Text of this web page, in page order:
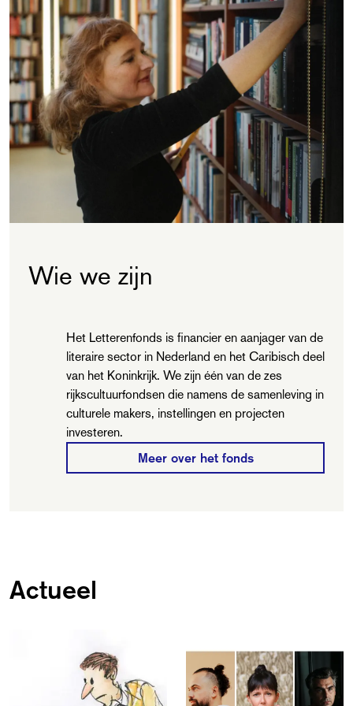
Wie we zijn
Het Letterenfonds is financier en aanjager van de
literaire sector in Nederland en het Caribisch deel
van het Koninkrijk. We zijn één van de zes
rijkscultuurfondsen die namens de samenleving in
culturele makers, instellingen en projecten
investeren.
Meer over het fonds
Actueel